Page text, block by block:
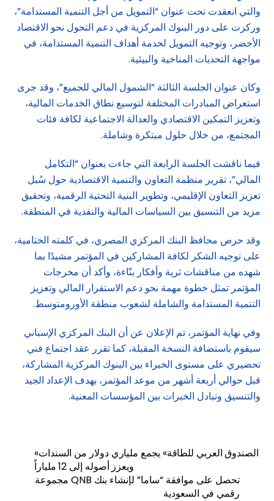
والتي انعقدت تحت عنوان “التمويل من أجل التنمية المستدامة”،
وركزت على دور البنوك المركزية في دعم التحول نحو الاقتصاد
الأخضر، وتوجيه التمويل لخدمة أهداف التنمية المستدامة، في
مواجهة التحديات المناخية والبيئية.
وكان عنوان الجلسة الثالثة “الشمول المالي للجميع”، وقد جرى
استعراض المبادرات المختلفة لتوسيع نطاق الخدمات المالية،
وتعزيز التمكين الاقتصادي والعدالة الاجتماعية لكافة فئات
المجتمع، من خلال حلول مبتكرة وشاملة.
فيما ناقشت الجلسة الرابعة التي جاءت بعنوان “التكامل
المالي”، تقرير منظمة التعاون والتنمية الاقتصادية حول سُبل
تعزيز التعاون الإقليمي، وتطوير البنية التحتية الرقمية، وتحقيق
مزيد من التنسيق بين السياسات المالية والنقدية في المنطقة.
وقد حرص محافظ البنك المركزي المصري، في كلمته الختامية،
على توجيه الشكر لكافة المشاركين في المؤتمر مشيدًا بما
شهده من مناقشات ثرية وأفكار بنّاءة، وأكد أن مخرجات
المؤتمر تمثل خطوة مهمة نحو دعم الاستقرار المالي وتعزيز
التنمية المستدامة والشاملة لشعوب منطقة الأورومتوسط.
وفي نهاية المؤتمر، تم الإعلان عن أن البنك المركزي الإسباني
سيقوم باستضافة النسخة المقبلة، كما تقرر عقد اجتماع فني
تحضيري على مستوى الخبراء بين البنوك المركزية المشاركة،
قبل حوالي أربعة أشهر من موعد المؤتمر، بهدف الإعداد الجيد
والتنسيق وتبادل الخبرات بين المؤسسات المعنية.
«الصندوق العربي للطاقة» يجمع ملياري دولار من السندات
ويعزز أصوله إلى 12 ملياراً
مجموعة QNB تحصل على موافقة “ساما” لإنشاء بنك
رقمي في السعودية